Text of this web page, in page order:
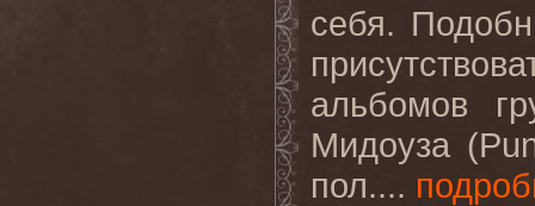
себя.
альбомов
Мидоуза (
пол....